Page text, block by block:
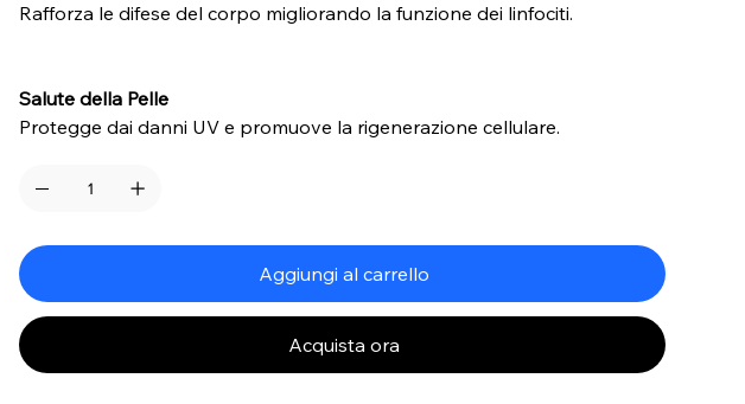
Rafforza le difese del corpo migliorando la funzione dei linfociti.
Salute della Pelle
Protegge dai danni UV e promuove la rigenerazione cellulare.
Aggiungi al carrello
Acquista ora